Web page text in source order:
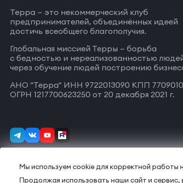
Терра — это некоммерческий клуб
предпринимателей, объединённых идеей
достичь всеобщего благополучия.
Глобальная миссией Терры — борьба
с бедностью и нереализованностью
через обучение людей построению
АНО "Терра" ИНН 9722013090 КПП
ОГРН 1217700623250 от 20 декабря 2021 г.
Мы используем cookie для корректной работы
Продолжая использовать наши сайт и